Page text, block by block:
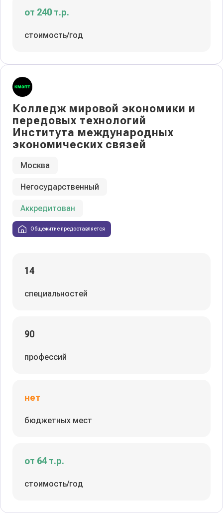
от 240 т.р.
стоимость/год
Колледж мировой экономики и
передовых технологий
Института международных
экономических связей
Москва
Негосударственный
Аккредитован
Общежитие предоставляется
14
специальностей
90
профессий
нет
бюджетных мест
от 64 т.р.
стоимость/год